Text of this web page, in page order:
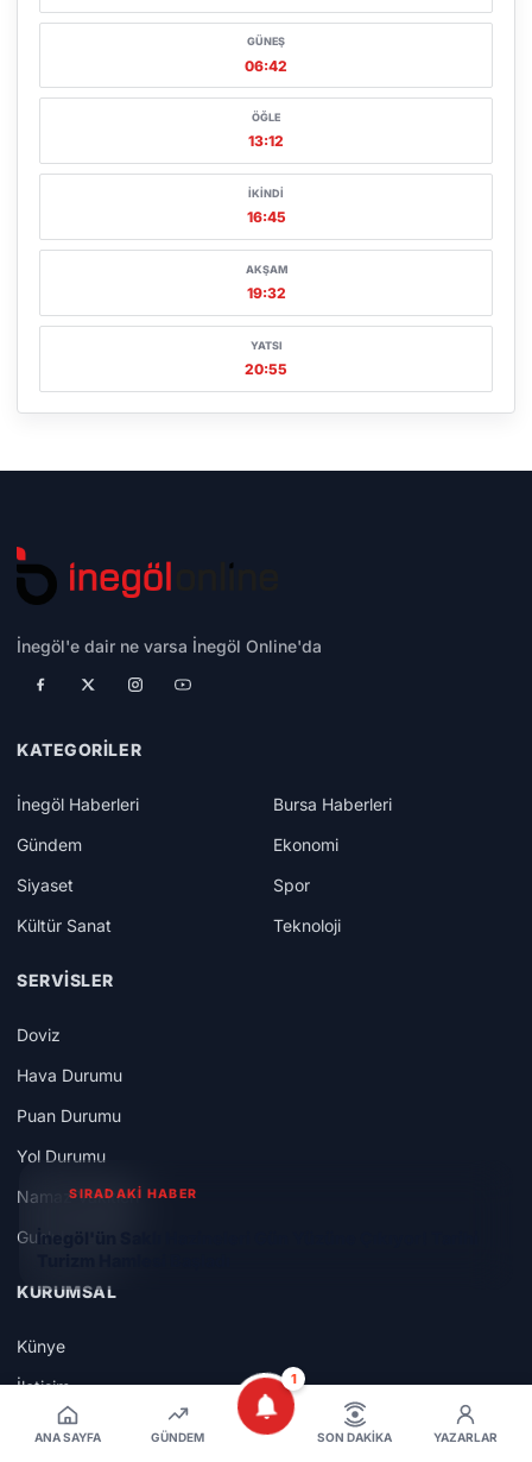
ANA SAYFA GÜNDEM
1
SON DAKIKA YAZARLAR
GÜNEŞ
06:42
ÖĞLE
13:12
İKINDI
16:45
AKŞAM
19:32
YATSI
20:55
İnegöl'e dair ne varsa İnegöl Online'da
KATEGORILER
İnegöl Haberleri
Bursa Haberleri
Gündem
Ekonomi
Siyaset
Spor
Kültür Sanat
Teknoloji
SERVISLER
Doviz
Hava Durumu
Puan Durumu
Yol Durumu
Namaz Vakitleri
Gunluk Gazete
KURUMSAL
Künye
İletişim
RSS Bağlantıları
SIRADAKİ HABER
İnegöl'ün Saklı Hazineleri Gün Yüzüne Çıkıyor! Tarihi